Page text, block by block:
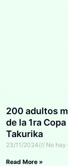
200 adultos
de la 1ra
Takurika
23/11/2024 No hay
Read More »